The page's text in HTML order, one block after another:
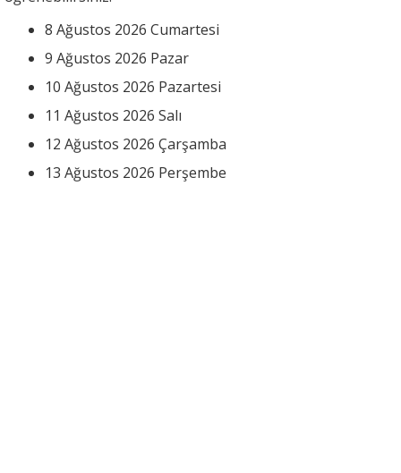
8 Ağustos 2026 Cumartesi
9 Ağustos 2026 Pazar
10 Ağustos 2026 Pazartesi
11 Ağustos 2026 Salı
12 Ağustos 2026 Çarşamba
13 Ağustos 2026 Perşembe